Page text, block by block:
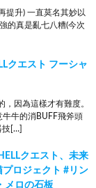
提升) 一直莫名其妙以
的真是亂七八糟(今次
クエスト フーシャ
因為這樣才有難度。
牛的消BUFF飛斧頭
技[…]
クエスト、未来
ロジェクト #リン
メロの石板